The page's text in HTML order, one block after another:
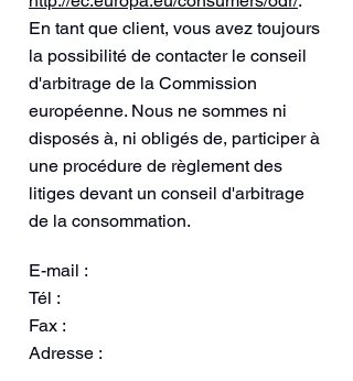
En tant que client, vous avez toujours
la possibilité de contacter le conseil
d'arbitrage de la Commission
européenne. Nous ne sommes ni
disposés à, ni obligés de, participer à
une procédure de règlement des
litiges devant un conseil d'arbitrage
de la consommation.
E-mail :
Tél :
Fax :
Adresse :